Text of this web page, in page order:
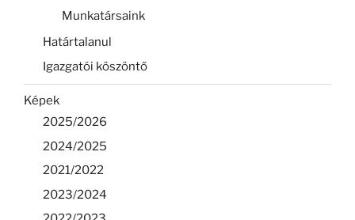
Munkatársaink
Határtalanul
Igazgatói köszöntő
Képek
2025/2026
2024/2025
2021/2022
2023/2024